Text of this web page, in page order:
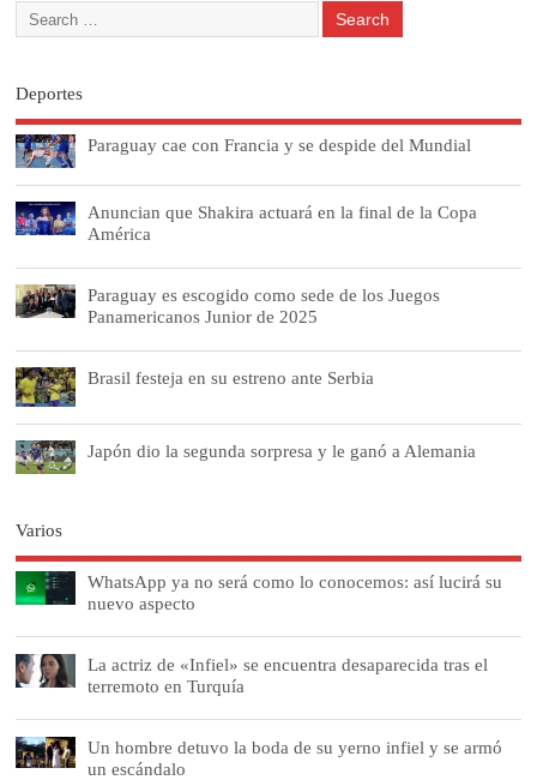
Deportes
Paraguay cae con Francia y se despide del Mundial
Anuncian que Shakira actuará en la final de la Copa
América
Paraguay es escogido como sede de los Juegos
Panamericanos Junior de 2025
Brasil festeja en su estreno ante Serbia
Japón dio la segunda sorpresa y le ganó a Alemania
Varios
WhatsApp ya no será como lo conocemos: así lucirá su
nuevo aspecto
La actriz de «Infiel» se encuentra desaparecida tras el
terremoto en Turquía
Un hombre detuvo la boda de su yerno infiel y se armó
un escándalo